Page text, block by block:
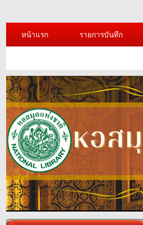
หน้าแรก รายการบันทึก